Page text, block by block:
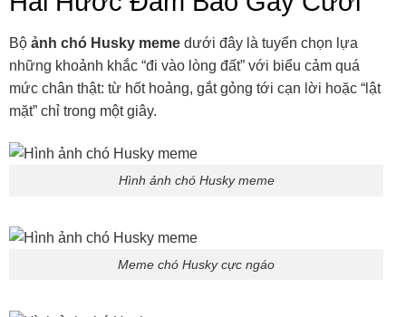
Bộ ảnh chó Husky meme dưới đây là tuyển chọn lựa
những khoảnh khắc “đi vào lòng đất” với biểu cảm quá
mức chân thật: từ hốt hoảng, gắt gỏng tới cạn lời hoặc “lật
mặt” chỉ trong một giây.
Hình ảnh chó Husky meme
Meme chó Husky cực ngáo